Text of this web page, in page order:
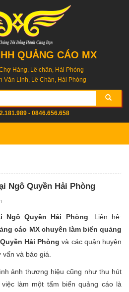
QUẢNG CÁO MX
Hàng, Lê chân, Hải Phòng
Văn Linh, Lê Chân, Hải Phòng
- 0846.656.658
Ngô Quyền Hải Phòng
Ngô Quyền Hải Phòng . Liên hệ:
cáo MX chuyên làm biển quảng
Hải Phòng và các quận huyện
và báo giá.
ảnh thương hiệu cũng như thu hút
làm một tấm biển quảng cáo là